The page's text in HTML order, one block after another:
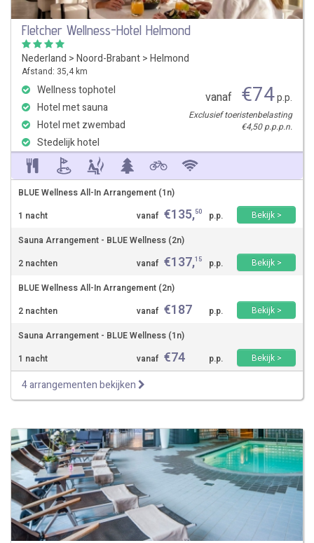
Fletcher Wellness-Hotel Helmond
Nederland >Noord-Brabant>Helmond
Afstand: 35,4 km
Wellness tophotel
Hotel met sauna
Hotel met zwembad
Stedelijk hotel
vanaf €74p.p.
Exclusief toeristenbelasting
€4,50 p.p.p.n.
BLUE Wellness All-In Arrangement (1n)
1 nacht
vanaf €135,50 p.p.
Bekijk >
Sauna Arrangement - BLUE Wellness (2n)
2 nachten
vanaf €137,15 p.p.
Bekijk >
BLUE Wellness All-In Arrangement (2n)
2 nachten
vanaf €187 p.p.
Bekijk >
Sauna Arrangement - BLUE Wellness (1n)
1 nacht
vanaf €74 p.p. Bekijk >
4 arrangementen bekijken